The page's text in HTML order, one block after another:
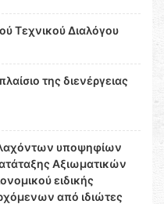
Τεχνικού Διαλόγου
της διενέργειας
υποψηφίων
Αξιωματικών
ειδικής
από ιδιώτες